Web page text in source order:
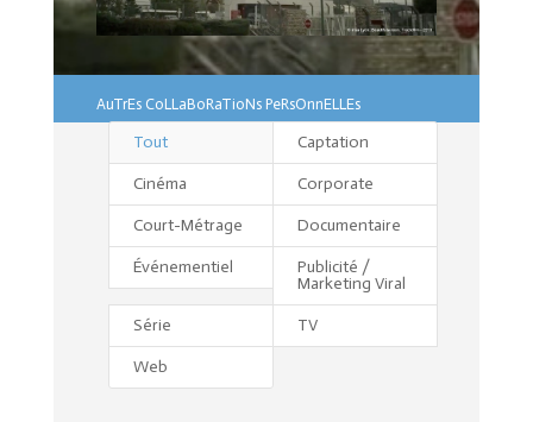
AuTrEs CoLLaBoRaTioNs PeRsOnnELLEs
Tout Captation
Cinéma Corporate
Court-Métrage Documentaire
Événementiel
Publicité /
Marketing Viral
Série TV
Web